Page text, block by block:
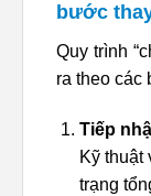
bước
Quy trình
ra theo các
Tiếp
Kỹ thuật
trạng